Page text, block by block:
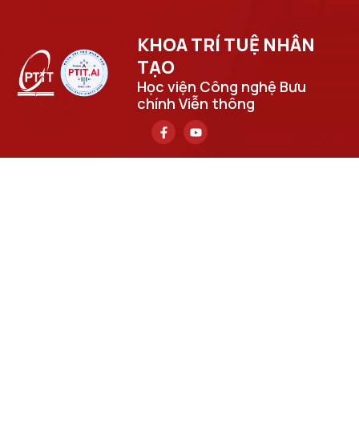
KHOA TRÍ TUỆ NHÂN
TẠO​
Học viện Công nghệ Bưu
chính Viễn thông